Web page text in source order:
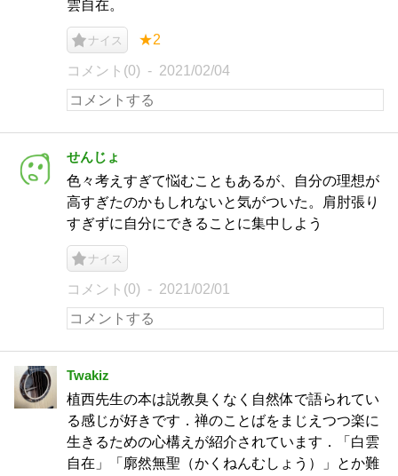
雲自在。
ナイス ★2
コメント(0) 2021/02/04
せんじょ
色々考えすぎて悩むこともあるが、自分の理想が
高すぎたのかもしれないと気がついた。肩肘張り
すぎずに自分にできることに集中しよう
ナイス
コメント(0) 2021/02/01
Twakiz
植西先生の本は説教臭くなく自然体で語られてい
る感じが好きです．禅のことばをまじえつつ楽に
生きるための心構えが紹介されています．「白雲
自在」「廓然無聖（かくねんむしょう）」とか難